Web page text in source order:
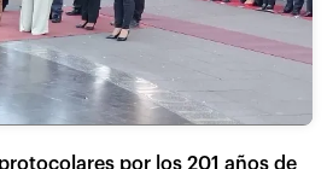
por los 201 años de